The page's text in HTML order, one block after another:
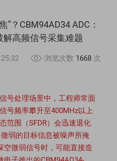
”？CBM94AD34 ADC：
解高频信号采集难题
浏览次数 1668次
号处理场景中，工程师常面
号频率攀升至400MHz以上
范围（SFDR）会迅速退化
弱的目标信息被噪声所掩
微弱信号时，可能直接造